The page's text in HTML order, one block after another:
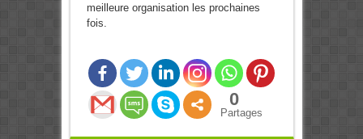
meilleure organisation les prochaines
fois.
0
Partages